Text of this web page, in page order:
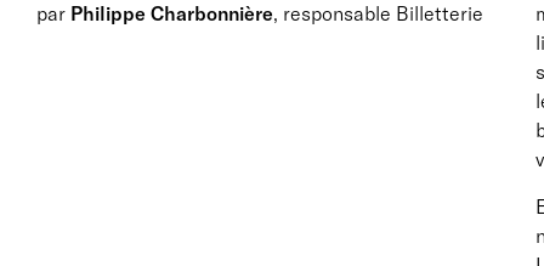
par Philippe Charbonnière, responsable Billetterie